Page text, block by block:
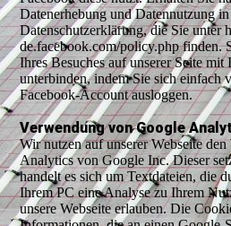
Datenerhebung und Datennutzung
Datenschutzerklärung, die Sie unter
de.facebook.com/policy.php finden.
Ihres Besuches auf unserer Seite
unterbinden, indem Sie sich einfach
Facebook-Account ausloggen.
Verwendung von Google
Wir nutzen auf unserer Webseite
Analytics von Google Inc. Dieser
handelt es sich um Textdateien, die
Ihrem PC eine Analyse zu Ihrem
unsere Webseite erlauben. Die